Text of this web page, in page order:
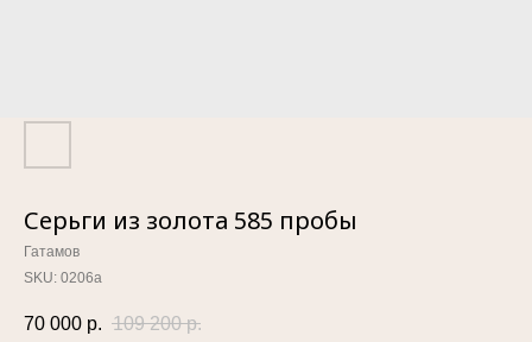
Серьги из золота 585 пробы
Гатамов
SKU: 0206а
70 000 р. 109 200 р.